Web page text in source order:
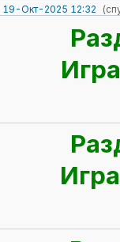
19-Окт-2025 12:32